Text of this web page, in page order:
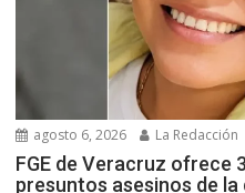
agosto 6, 2026 La Redacción
FGE de Veracruz ofrece
presuntos asesinos de